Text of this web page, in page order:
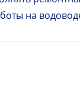
на